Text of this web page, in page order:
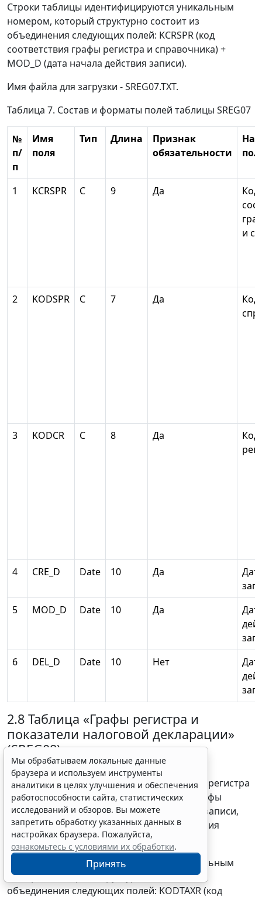
Строки таблицы идентифицируются уникальным
номером, который структурно состоит из
объединения следующих полей: KCRSPR (код
соответствия графы регистра и справочника) +
MOD_D (дата начала действия записи).
Имя файла для загрузки - SREG07.TXT.
Таблица 7. Состав и форматы полей таблицы SREG07
№
п/
п
Имя
поля
Тип Длина
Признак
обязательности
1 KCRSPR С 9 Да
Код
и
2 KODSPR С 7 Да
Код
3 KODCR С 8 Да
4 CRE_D Date 10 Да
5
MOD_D Date 10 Да
6
DEL_D Date 10 Нет
2.8 Таблица «Графы регистра и
показатели налоговой декларации»
(SREG08)
Каждая строка (запись) таблицы состоит из
следующих полей: код соответствия графы регистра
показателю налоговой декларации, код графы
регистра, код показателя, дата изменения записи,
дата начала действия записи, дата окончания
действия записи.
Строки таблицы идентифицируются уникальным
номером, который структурно состоит из
объединения следующих полей: KODTAXR (код
Мы обрабатываем локальные данные
браузера и используем инструменты
аналитики в целях улучшения и обеспечения
работоспособности сайта, статистических
исследований и обзоров. Вы можете
запретить обработку указанных данных в
настройках браузера. Пожалуйста,
ознакомьтесь с условиями их обработки.
Принять